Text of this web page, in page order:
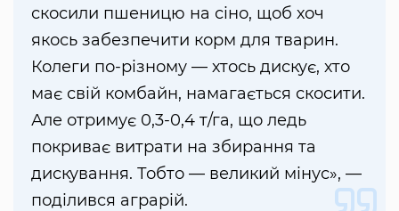
скосили пшеницю на сіно, щоб хоч
якось забезпечити корм для тварин.
Колеги по-різному — хтось дискує, хто
має свій комбайн, намагається скосити.
Але отримує 0,3-0,4 т/га, що ледь
покриває витрати на збирання та
дискування. Тобто — великий мінус», —
поділився аграрій.